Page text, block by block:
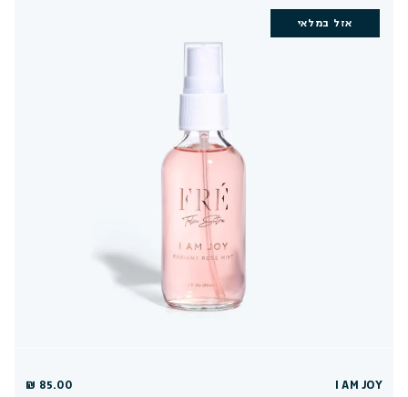
אזל במלאי
I AM JOY
85.00 ₪